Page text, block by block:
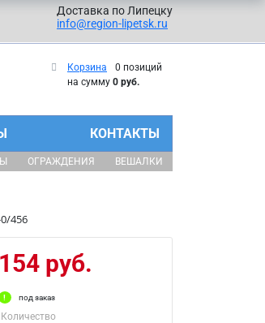
Доставка по Липецку
info@region-lipetsk.ru
Корзина
0 позиций
на сумму 0 руб.
КОНТАКТЫ
ОГРАЖДЕНИЯ ВЕШАЛКИ
456
руб.
под заказ
Количество